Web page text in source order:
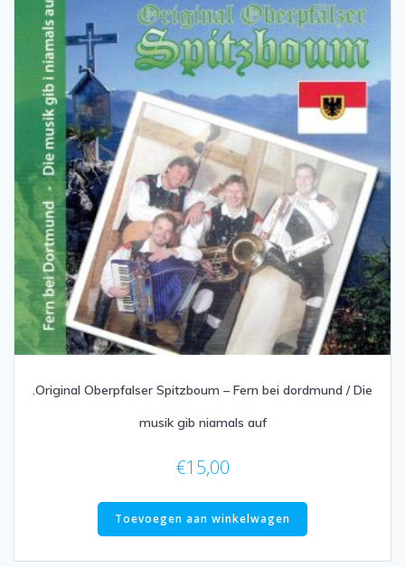
.Original Oberpfalser Spitzboum – Fern bei dordmund / Die
musik gib niamals auf
€15,00
Toevoegen aan winkelwagen